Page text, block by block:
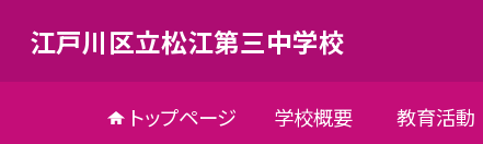
江戸川区立松江第三中学校
トップページ 学校概要 教育活動